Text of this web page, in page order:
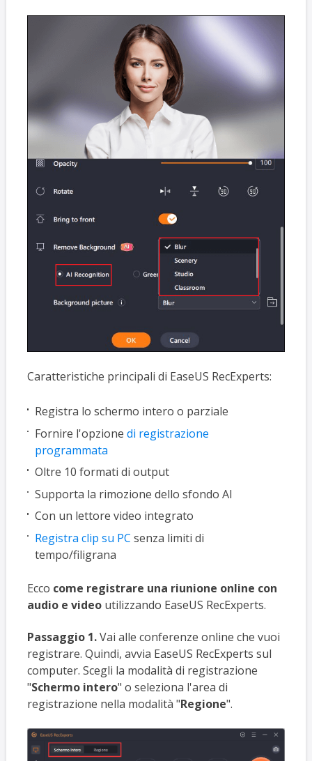
Caratteristiche principali di EaseUS RecExperts:
Registra lo schermo intero o parziale
Fornire l'opzionedi registrazione
programmata
Oltre 10 formati di output
Supporta la rimozione dello sfondo AI
Con un lettore video integrato
Registra clip su PC senza limiti di
tempo/filigrana
Ecco come registrare una riunione online con
audio e videoutilizzando EaseUS RecExperts.
Passaggio 1.Vai alle conferenze online che vuoi
registrare. Quindi, avvia EaseUS RecExperts sul
computer. Scegli la modalità di registrazione
"Schermo intero" o seleziona l'area di
registrazione nella modalità "Regione".